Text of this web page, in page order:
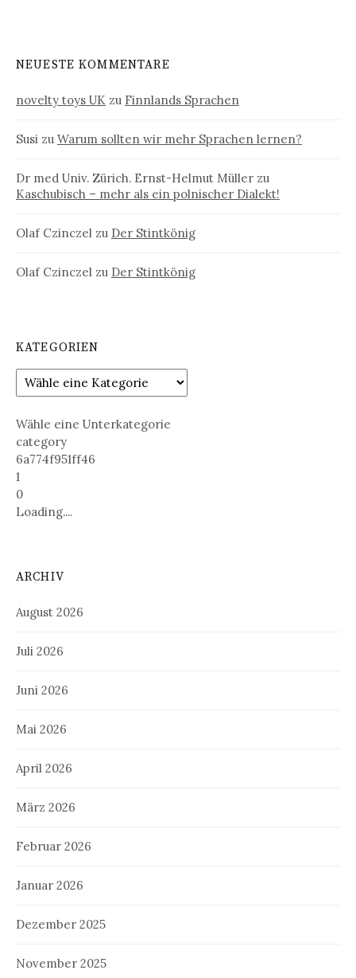
NEUESTE KOMMENTARE
novelty toys UK zu Finnlands Sprachen
Susi zu Warum sollten wir mehr Sprachen lernen?
Dr med Univ. Zürich. Ernst-Helmut Müller zu
Kaschubisch – mehr als ein polnischer Dialekt!
Olaf Czinczel zu Der Stintkönig
Olaf Czinczel zu Der Stintkönig
KATEGORIEN
Wähle eine Unterkategorie
category
6a774f951ff46
1
0
Loading....
ARCHIV
August 2026
Juli 2026
Juni 2026
Mai 2026
April 2026
März 2026
Februar 2026
Januar 2026
Dezember 2025
November 2025